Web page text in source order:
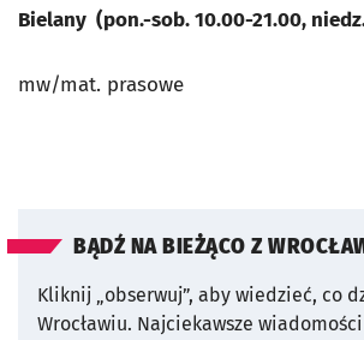
Bielany (pon.-sob. 10.00-21.00,
mw/mat. prasowe
BĄDŹ NA BIEŻĄCO Z
Kliknij „obserwuj”, aby wiedzieć, co
Wrocławiu. Najciekawsze